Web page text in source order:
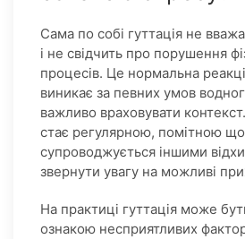
Сама по собі гуттація не
і не свідчить про порушення
процесів. Це нормальна
виникає за певних умов
важливо враховувати
стає регулярною, помітною
супроводжується іншими
звернути увагу на можливі
На практиці гуттація може
ознакою несприятливих